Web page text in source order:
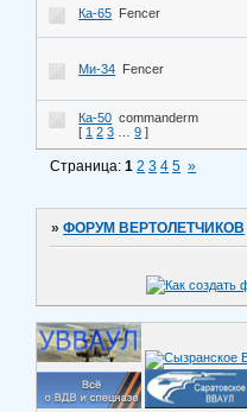
Ка-65 Fencer
Ми-34 Fencer
Ка-50 commanderm
[ 1 2 3 9 ]
Страница:1 2 3 4 5 »
»ФОРУМ ВЕРТОЛЕТЧИКОВ